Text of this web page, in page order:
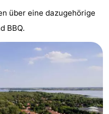
über eine dazugehörige
BBQ.